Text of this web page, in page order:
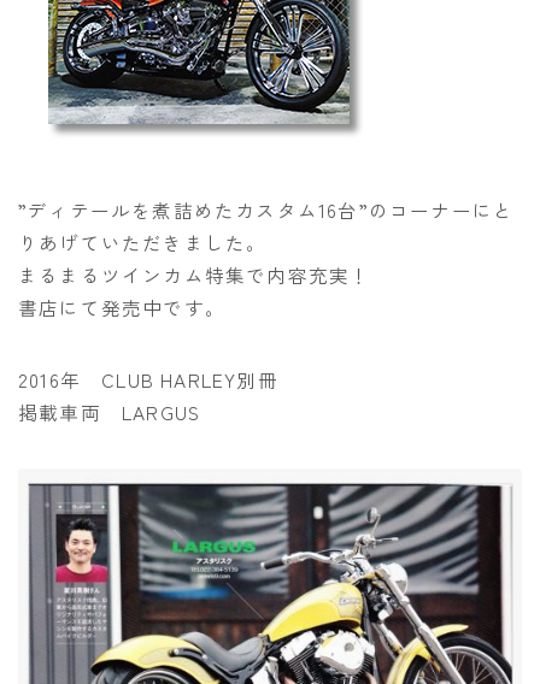
”ディテールを煮詰めたカスタム16台”のコーナーにと
りあげていただきました。
まるまるツインカム特集で内容充実！
書店にて発売中です。
2016年 CLUB HARLEY別冊
掲載車両 LARGUS